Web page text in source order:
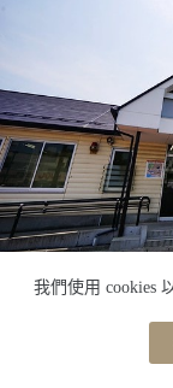
我們使用 cookies
我們
準備
哇~~